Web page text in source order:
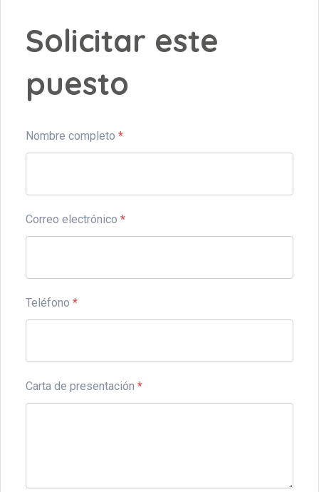
Solicitar este
puesto
Nombre completo *
Correo electrónico *
Teléfono *
Carta de presentación *